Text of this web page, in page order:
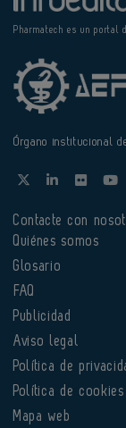
Pharmatech es un portal
Órgano institucional
Contacte con
Quiénes somos
Glosario
FAQ
Publicidad
Aviso legal
Política de
Política de cookies
Mapa web